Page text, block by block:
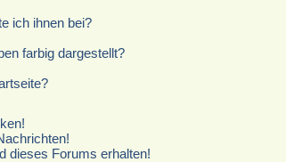
ich ihnen bei?
farbig dargestellt?
dieses Forums erhalten!